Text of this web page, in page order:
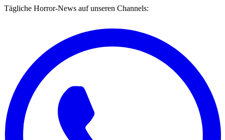
Tägliche Horror-News auf unseren Channels: